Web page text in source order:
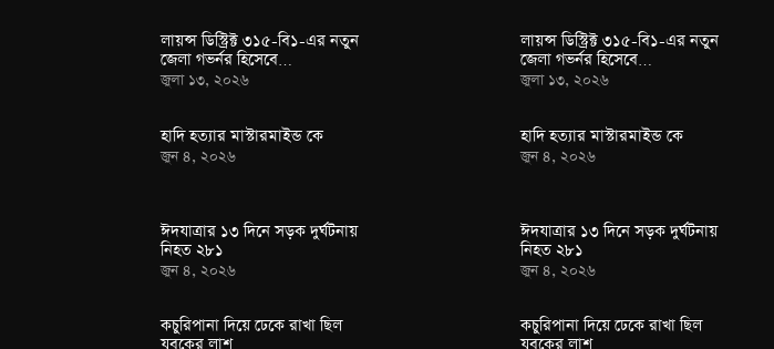
লায়ন্স ডিস্ট্রিক্ট ৩১৫-বি১-এর নতুন
জেলা গভর্নর হিসেবে…
জুলা ১৩, ২০২৬
হাদি হত্যার মাস্টারমাইন্ড কে
জুন ৪, ২০২৬
ঈদযাত্রার ১৩ দিনে সড়ক দুর্ঘটনায়
নিহত ২৮১
জুন ৪, ২০২৬
কচুরিপানা দিয়ে ঢেকে রাখা ছিল
লায়ন্স ডিস্ট্রিক্ট ৩১৫-বি১-এর নতুন
জেলা গভর্নর হিসেবে…
জুলা ১৩, ২০২৬
হাদি হত্যার মাস্টারমাইন্ড কে
জুন ৪, ২০২৬
ঈদযাত্রার ১৩ দিনে সড়ক দুর্ঘটনায়
নিহত ২৮১
জুন ৪, ২০২৬
কচুরিপানা দিয়ে ঢেকে রাখা ছিল